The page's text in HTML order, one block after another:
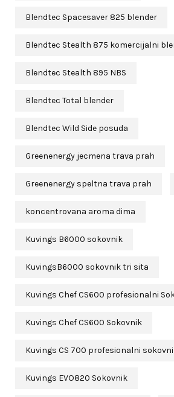
Blendtec Spacesaver 825 blender
Blendtec Stealth 875 komercijalni
Blendtec Stealth 895 NBS
Blendtec Total blender
Blendtec Wild Side posuda
Greenenergy jecmena trava prah
Greenenergy speltna trava prah
koncentrovana aroma dima
Kuvings B6000 sokovnik
KuvingsB6000 sokovnik tri sita
Kuvings Chef CS600 profesionalni
Kuvings Chef CS600 Sokovnik
Kuvings CS 700 profesionalni
Kuvings EVO820 Sokovnik